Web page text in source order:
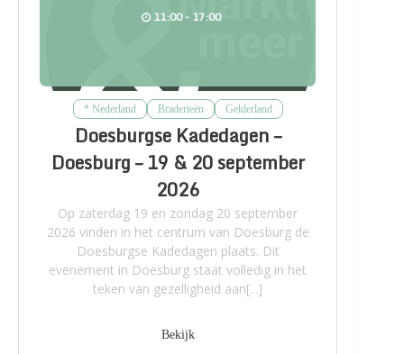
11:00 - 17:00
* Nederland Braderieën Gelderland
Doesburgse Kadedagen –
Doesburg – 19 & 20 september
2026
Op zaterdag 19 en zondag 20 september
2026 vinden in het centrum van Doesburg de
Doesburgse Kadedagen plaats. Dit
evenement in Doesburg staat volledig in het
teken van gezelligheid aan[...]
Bekijk